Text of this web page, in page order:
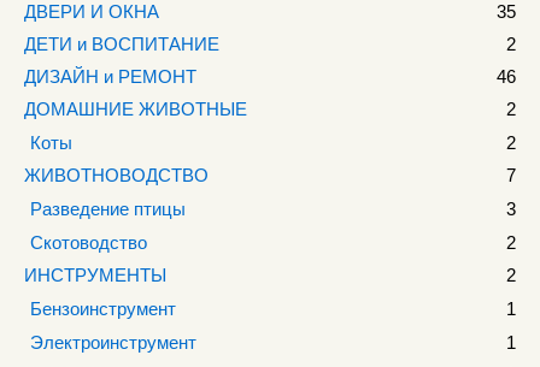
ДВЕРИ И ОКНА
35
ДЕТИ и ВОСПИТАНИЕ
2
ДИЗАЙН и РЕМОНТ
46
ДОМАШНИЕ ЖИВОТНЫЕ
2
Коты
2
ЖИВОТНОВОДСТВО
7
Разведение птицы
3
Скотоводство
2
ИНСТРУМЕНТЫ
2
Бензоинструмент
1
Электроинструмент
1